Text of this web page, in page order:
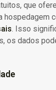
que
hospedagem
. Isso
os dados